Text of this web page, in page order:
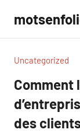
contenu
Uncategorized
Comment
des